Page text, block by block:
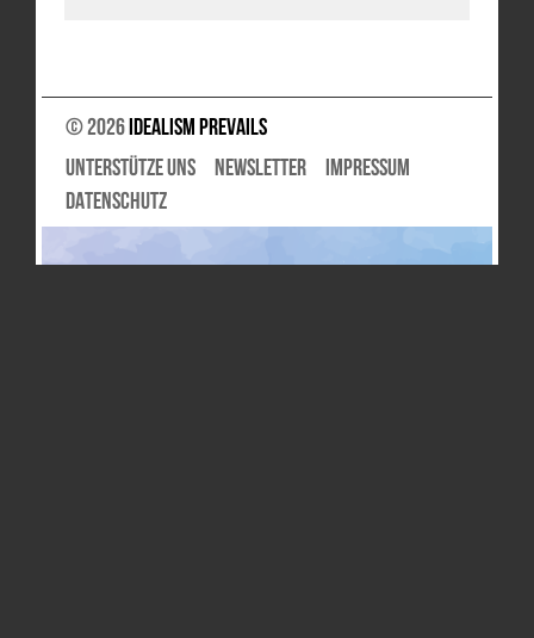
© 2026Idealism Prevails
UNTERSTÜTZE UNS
NEWSLETTER
IMPRESSUM
DATENSCHUTZ